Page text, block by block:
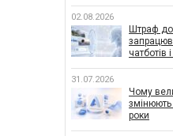
02.08.2026
Штраф
чатботів
31.07.2026
Чому
змінюють
роки